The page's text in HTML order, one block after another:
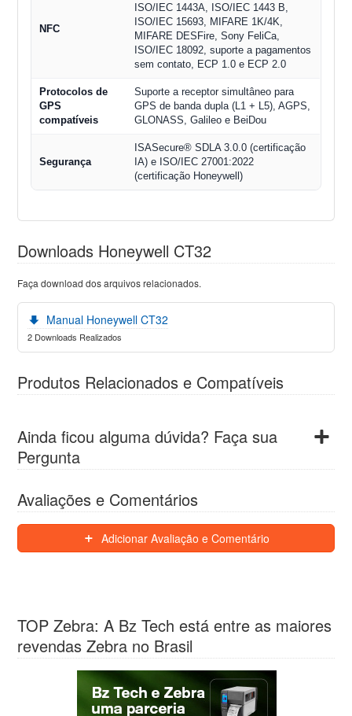
NFC
ISO/IEC 1443A, ISO/IEC 1443 B,
ISO/IEC 15693, MIFARE 1K/4K,
MIFARE DESFire, Sony FeliCa,
ISO/IEC 18092, suporte a pagamentos
sem contato, ECP 1.0 e ECP 2.0
Protocolos de
GPS
compatíveis
Suporte a receptor simultâneo para
GPS de banda dupla (L1 + L5), AGPS,
GLONASS, Galileo e BeiDou
Segurança
ISASecure® SDLA 3.0.0 (certificação
IA) e ISO/IEC 27001:2022
(certificação Honeywell)
Downloads Honeywell CT32
Faça download dos arquivos relacionados.
Manual Honeywell CT32
2 Downloads Realizados
Produtos Relacionados e Compatíveis
Ainda ficou alguma dúvida? Faça sua
Pergunta
Avaliações e Comentários
Adicionar Avaliação e Comentário
TOP Zebra: A Bz Tech está entre as maiores
revendas Zebra no Brasil